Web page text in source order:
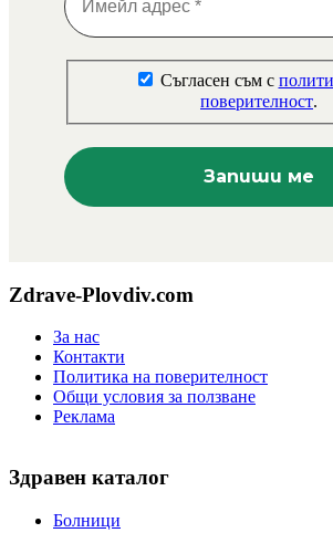
Съгласен съм с
поверителност.
Zdrave-Plovdiv.com
За нас
Контакти
Политика на поверителност
Общи условия за ползване
Реклама
Здравен каталог
Болници